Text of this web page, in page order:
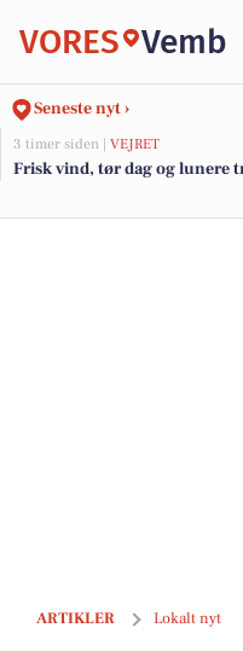
VORES Vemb
Seneste nyt ›
3 timer siden | VEJRET
Frisk vind, tør dag og lunere
ARTIKLER Lokalt nyt
Halgårdvej spærres i en